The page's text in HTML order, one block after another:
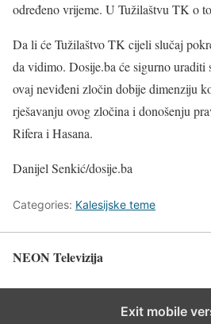
određeno vrijeme. U Tužilaštvu TK o
Da li će Tužilaštvo TK cijeli slučaj
da vidimo. Dosije.ba će sigurno uraditi
ovaj neviđeni zločin dobije dimenziju
rješavanju ovog zločina i donošenju
Rifera i Hasana.
Danijel Senkić/dosije.ba
Categories: Kalesijske teme
NEON Televizija
Exit mobile